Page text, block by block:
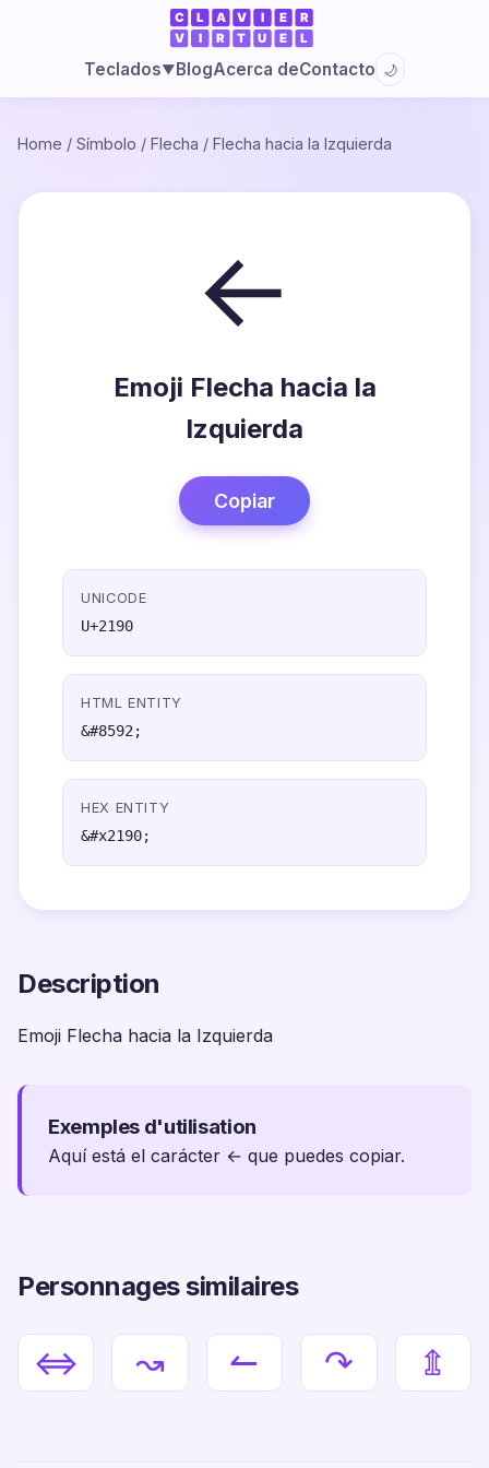
Teclados▼BlogAcerca deContacto 🌙
Home / Símbolo / Flecha / Flecha hacia la Izquierda
←
Emoji Flecha hacia la
Izquierda
Copiar
UNICODE
U+2190
HTML ENTITY
&#8592;
HEX ENTITY
&#x2190;
Description
Emoji Flecha hacia la Izquierda
Exemples d'utilisation
Aquí está el carácter ← que puedes copiar.
Personnages similaires
⇔ ↝ ↼ ↷ ⇭